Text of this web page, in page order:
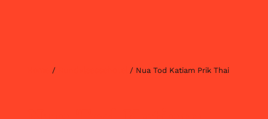
/ / Nua Tod Katiam Prik Thai